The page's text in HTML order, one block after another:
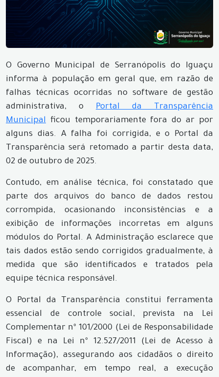
O Governo Municipal de Serranópolis do Iguaçu
informa à população em geral que, em razão de
falhas técnicas ocorridas no software de gestão
administrativa, o Portal da Transparência
Municipal ficou temporariamente fora do ar por
alguns dias. A falha foi corrigida, e o Portal da
Transparência será retomado a partir desta data,
02 de outubro de 2025.
Contudo, em análise técnica, foi constatado que
parte dos arquivos do banco de dados restou
corrompida, ocasionando inconsistências e a
exibição de informações incorretas em alguns
módulos do Portal. A Administração esclarece que
tais dados estão sendo corrigidos gradualmente, à
medida que são identificados e tratados pela
equipe técnica responsável.
O Portal da Transparência constitui ferramenta
essencial de controle social, prevista na Lei
Complementar nº 101/2000 (Lei de Responsabilidade
Fiscal) e na Lei nº 12.527/2011 (Lei de Acesso à
Informação), assegurando aos cidadãos o direito
de acompanhar, em tempo real, a execução